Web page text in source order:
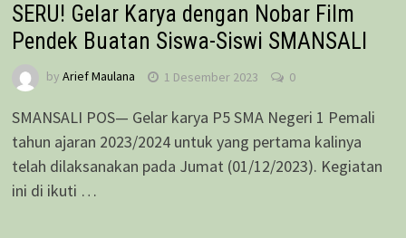
SERU! Gelar Karya dengan Nobar Film
Pendek Buatan Siswa-Siswi SMANSALI
by Arief Maulana 1 Desember 2023 0
SMANSALI POS— Gelar karya P5 SMA Negeri 1 Pemali
tahun ajaran 2023/2024 untuk yang pertama kalinya
telah dilaksanakan pada Jumat (01/12/2023). Kegiatan
ini di ikuti …